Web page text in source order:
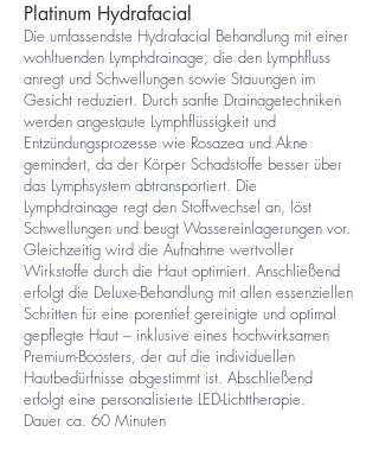
Platinum Hydrafacial
Die umfassendste Hydrafacial Behandlung mit einer
wohltuenden Lymphdrainage, die den Lymphfluss
anregt und Schwellungen sowie Stauungen im
Gesicht reduziert. Durch sanfte Drainagetechniken
werden angestaute Lymphflüssigkeit und
Entzündungsprozesse wie Rosazea und Akne
gemindert, da der Körper Schadstoffe besser über
das Lymphsystem abtransportiert. Die
Lymphdrainage regt den Stoffwechsel an, löst
Schwellungen und beugt Wassereinlagerungen vor.
Gleichzeitig wird die Aufnahme wertvoller
Wirkstoffe durch die Haut optimiert. Anschließend
erfolgt die Deluxe-Behandlung mit allen essenziellen
Schritten für eine porentief gereinigte und optimal
gepflegte Haut – inklusive eines hochwirksamen
Premium-Boosters, der auf die individuellen
Hautbedürfnisse abgestimmt ist. Abschließend
erfolgt eine personalisierte LED-Lichttherapie.
Dauer ca. 60 Minuten